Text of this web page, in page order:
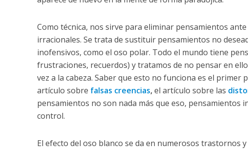
Como técnica, nos sirve para eliminar pensamientos
irracionales. Se trata de sustituir pensamientos no
inofensivos, como el oso polar. Todo el mundo tiene
frustraciones, recuerdos) y tratamos de no pensar en
vez a la cabeza. Saber que esto no funciona es el
artículo sobre falsas creencias,el artículo sobre las
pensamientos no son nada más que eso,
control.
El efecto del oso blanco se da en numerosos trastornos